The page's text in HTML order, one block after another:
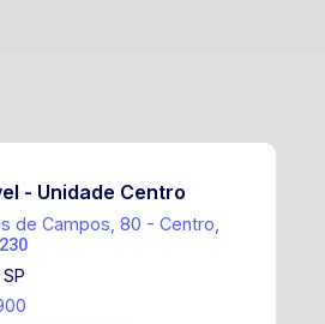
- Unidade Centro
de Campos, 80 - Centro,